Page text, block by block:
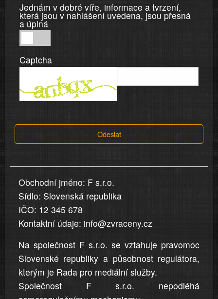
Jednám v dobré víře, informace a tvrzení,
která jsou v nahlášení uvedena, jsou přesná
a úplná
v
dobré
informace
v
jsou
přesná
a
úplná
Captcha
Odeslat
Obchodní jméno: F s.r.o.
Sídlo: Slovenská republika
IČO: 12 345 678
Kontaktní údaje: info@zvraceny.cz
Na společnost F s.r.o. se vztahuje pravomoc
Slovenské republiky a působnost regulátora,
kterým je Rada pro mediální služby.
Společnost F s.r.o. nepodléhá